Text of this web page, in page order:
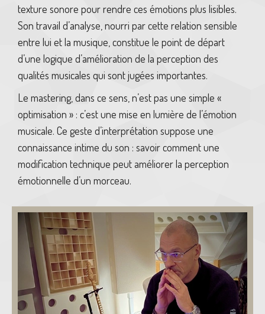
texture sonore pour rendre ces émotions plus lisibles.
Son travail d’analyse, nourri par cette relation sensible
entre lui et la musique, constitue le point de départ
d’une logique d’amélioration de la perception des
qualités musicales qui sont jugées importantes.
Le mastering, dans ce sens, n’est pas une simple «
optimisation » : c’est une mise en lumière de l’émotion
musicale. Ce geste d’interprétation suppose une
connaissance intime du son : savoir comment une
modification technique peut améliorer la perception
émotionnelle d’un morceau.